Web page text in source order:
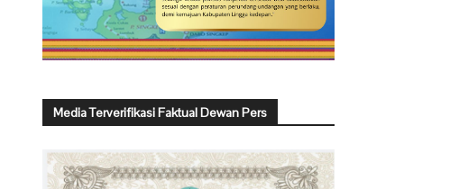
Media Terverifikasi Faktual Dewan Pers